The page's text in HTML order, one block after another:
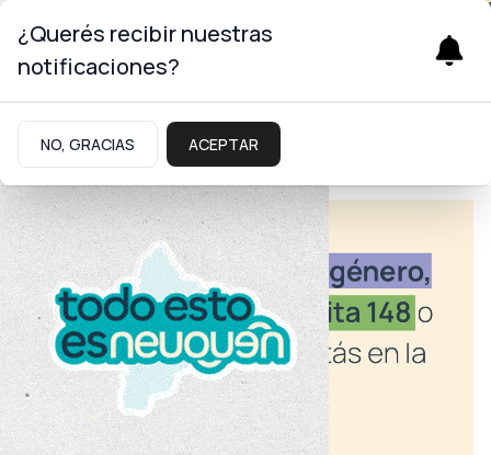
¿Querés recibir nuestras
notificaciones?
NO, GRACIAS ACEPTAR